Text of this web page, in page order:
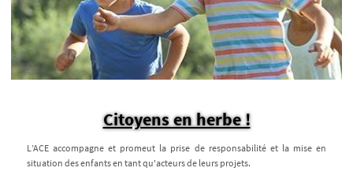
Citoyens en herbe !
L’ACE accompagne et promeut la prise de responsabilité et la mise en
situation des enfants en tant qu'acteurs de leurs projets.